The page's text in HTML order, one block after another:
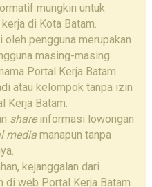
mungkin untuk
di Kota Batam.
pengguna merupakan
masing-masing.
Portal Kerja Batam
atau kelompok tanpa izin
Kerja Batam.
shareinformasi lowongan
mediamanapun tanpa
kejanggalan dari
di web Portal Kerja Batam